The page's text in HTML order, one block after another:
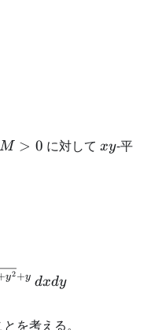
M
M > 0 に対して xy
xy-平
: y > 0, \;
\iint_{D(M)} \left(1
y2+y dxdy
を考える。